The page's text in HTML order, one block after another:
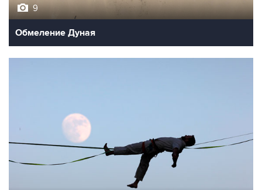
9
Обмеление Дуная